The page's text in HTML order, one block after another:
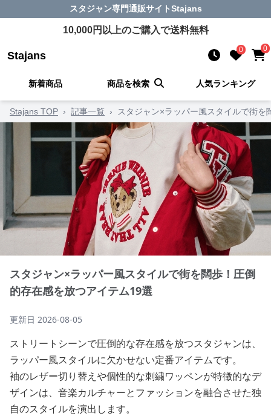
スタジャン専門通販サイトStajans
10,000円以上のご購入で送料無料
Stajans 0 0
新着商品 商品を検索 人気ランキング
Stajans TOP › 記事一覧 › スタジャン×ラッパー風スタイルで街
スタジャン×ラッパー風スタイルで街を闊歩！圧倒
的存在感を放つアイテム19選
更新日 2026-08-05
ストリートシーンで圧倒的な存在感を放つスタジャンは、
ラッパー風スタイルに欠かせない定番アイテムです。
袖のレザー切り替えや個性的な刺繍ワッペンが特徴的なデ
ザインは、音楽カルチャーとファッションを融合させた独
自のスタイルを演出します。